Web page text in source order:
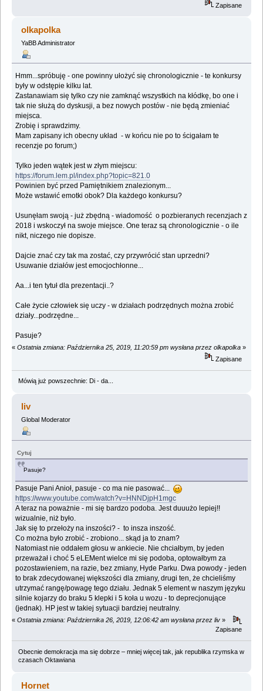
Zapisane
olkapolka
YaBB Administrator
Hmm...spróbuję - one powinny ułożyć się chronologicznie - te konkursy
były w odstępie kilku lat.
Zastanawiam się tylko czy nie zamknąć wszystkich na kłódkę, bo one i
tak nie służą do dyskusji, a bez nowych postów - nie będą zmieniać
miejsca.
Zrobię i sprawdzimy.
Mam zapisany ich obecny układ - w końcu nie po to ścigałam te
recenzje po forum;)
Tylko jeden wątek jest w złym miejscu:
https://forum.lem.pl/index.php?topic=821.0
Powinien być przed Pamiętnikiem znalezionym...
Może wstawić emotki obok? Dla każdego konkursu?
Usunęłam swoją - już zbędną - wiadomość o pozbieranych recenzjach z
2018 i wskoczył na swoje miejsce. One teraz są chronologicznie - o ile
nikt, niczego nie dopisze.
Dajcie znać czy tak ma zostać, czy przywrócić stan uprzedni?
Usuwanie działów jest emocjochłonne...
Aa...i ten tytuł dla prezentacji..?
Całe życie człowiek się uczy - w działach podrzędnych można zrobić
działy...podrzędne...
Pasuje?
« Ostatnia zmiana: Października 25, 2019, 11:20:59 pm wysłana przez olkapolka »
Zapisane
Mówią już powszechnie: Di - da...
liv
Global Moderator
Cytuj
Pasuje?
Pasuje Pani Anioł, pasuje - co ma nie pasować...
https://www.youtube.com/watch?v=HNNDjpH1mgc
A teraz na poważnie - mi się bardzo podoba. Jest duuużo lepiej!!
wizualnie, niż było.
Jak się to przełoży na inszości? - to insza inszość.
Co można było zrobić - zrobiono... skąd ja to znam?
Natomiast nie oddałem głosu w ankiecie. Nie chciałbym, by jeden
przeważał i choć 5 eLEMent wielce mi się podoba, optowałbym za
pozostawieniem, na razie, bez zmiany, Hyde Parku. Dwa powody - jeden
to brak zdecydowanej większości dla zmiany, drugi ten, że chcieliśmy
utrzymać rangę/powagę tego działu. Jednak 5 element w naszym języku
silnie kojarzy do braku 5 klepki i 5 koła u wozu - to deprecjonujące
(jednak). HP jest w takiej sytuacji bardziej neutralny.
« Ostatnia zmiana: Października 26, 2019, 12:06:42 am wysłana przez liv »
Zapisane
Obecnie demokracja ma się dobrze – mniej więcej tak, jak republika rzymska w
czasach Oktawiana
Hornet